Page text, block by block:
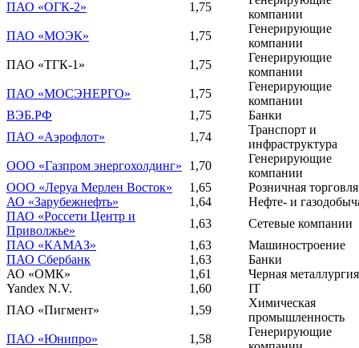
ПАО «ОГК-2»
1,75
компании
ПАО «МОЭК»
1,75
Генерирующие
компании
ПАО «ТГК-1»
1,75
Генерирующие
компании
ПАО «МОСЭНЕРГО»
1,75
Генерирующие
компании
ВЭБ.РФ
1,75
Банки
ПАО «Аэрофлот»
1,74
Транспорт и
инфраструктура
ООО «Газпром энергохолдинг»
1,70
Генерирующие
компании
ООО «Леруа Мерлен Восток»
1,65
Розничная торговля
АО «Зарубежнефть»
1,64
Нефте- и
ПАО «Россети Центр и
Приволжье»
1,63
Сетевые компании
ПАО «КАМАЗ»
1,63
Машиностроение
ПАО Сбербанк
1,63
Банки
АО «ОМК»
1,61
Черная металлургия
Yandex N.V.
1,60
IT
ПАО «Пигмент»
1,59
Химическая
промышленность
ПАО «Юнипро»
1,58
Генерирующие